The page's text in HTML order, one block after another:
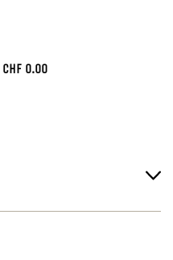
CHF 0.00